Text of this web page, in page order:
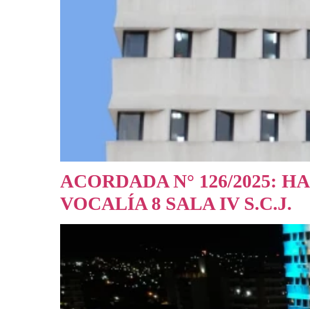
ACORDADA N° 126/2025:
VOCALÍA 8 SALA IV S.C.J.